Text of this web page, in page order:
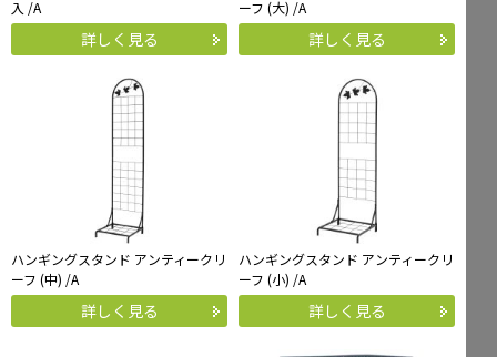
入 /A
詳しく見る
ーフ (大) /A
詳しく見る
ハンギングスタンド アンティークリ
ーフ (中) /A
詳しく見る
ハンギングスタンド アンティークリ
ーフ (小) /A
詳しく見る